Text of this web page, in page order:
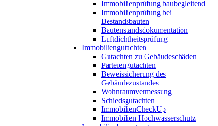
Immobilienprüfung baubegleitend
Immobilienprüfung bei
Bestandsbauten
Bautenstandsdokumentation
Luftdichtheitsprüfung
Immobiliengutachten
Gutachten zu Gebäudeschäden
Parteiengutachten
Beweissicherung des
Gebäudezustandes
Wohnraumvermessung
Schiedsgutachten
ImmobilienCheckUp
Immobilien Hochwasserschutz